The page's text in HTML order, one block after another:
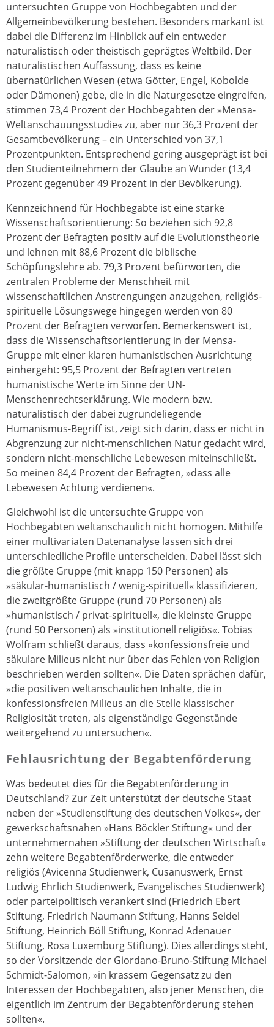
untersuchten Gruppe von Hochbegabten und der
Allgemeinbevölkerung bestehen. Besonders markant ist
dabei die Differenz im Hinblick auf ein entweder
naturalistisch oder theistisch geprägtes Weltbild. Der
naturalistischen Auffassung, dass es keine
übernatürlichen Wesen (etwa Götter, Engel, Kobolde
oder Dämonen) gebe, die in die Naturgesetze eingreifen,
stimmen 73,4 Prozent der Hochbegabten der »Mensa-
Weltanschauungsstudie« zu, aber nur 36,3 Prozent der
Gesamtbevölkerung – ein Unterschied von 37,1
Prozentpunkten. Entsprechend gering ausgeprägt ist bei
den Studienteilnehmern der Glaube an Wunder (13,4
Prozent gegenüber 49 Prozent in der Bevölkerung).
Kennzeichnend für Hochbegabte ist eine starke
Wissenschaftsorientierung: So beziehen sich 92,8
Prozent der Befragten positiv auf die Evolutionstheorie
und lehnen mit 88,6 Prozent die biblische
Schöpfungslehre ab. 79,3 Prozent befürworten, die
zentralen Probleme der Menschheit mit
wissenschaftlichen Anstrengungen anzugehen, religiös-
spirituelle Lösungswege hingegen werden von 80
Prozent der Befragten verworfen. Bemerkenswert ist,
dass die Wissenschaftsorientierung in der Mensa-
Gruppe mit einer klaren humanistischen Ausrichtung
einhergeht: 95,5 Prozent der Befragten vertreten
humanistische Werte im Sinne der UN-
Menschenrechtserklärung. Wie modern bzw.
naturalistisch der dabei zugrundeliegende
Humanismus-Begriff ist, zeigt sich darin, dass er nicht in
Abgrenzung zur nicht-menschlichen Natur gedacht wird,
sondern nicht-menschliche Lebewesen miteinschließt.
So meinen 84,4 Prozent der Befragten, »dass alle
Lebewesen Achtung verdienen«.
Gleichwohl ist die untersuchte Gruppe von
Hochbegabten weltanschaulich nicht homogen. Mithilfe
einer multivariaten Datenanalyse lassen sich drei
unterschiedliche Profile unterscheiden. Dabei lässt sich
die größte Gruppe (mit knapp 150 Personen) als
»säkular-humanistisch / wenig-spirituell« klassifizieren,
die zweitgrößte Gruppe (rund 70 Personen) als
»humanistisch / privat-spirituell«, die kleinste Gruppe
(rund 50 Personen) als »institutionell religiös«. Tobias
Wolfram schließt daraus, dass »konfessionsfreie und
säkulare Milieus nicht nur über das Fehlen von Religion
beschrieben werden sollten«. Die Daten sprächen dafür,
»die positiven weltanschaulichen Inhalte, die in
konfessionsfreien Milieus an die Stelle klassischer
Religiosität treten, als eigenständige Gegenstände
weitergehend zu untersuchen«.
Fehlausrichtung der Begabtenförderung
Was bedeutet dies für die Begabtenförderung in
Deutschland? Zur Zeit unterstützt der deutsche Staat
neben der »Studienstiftung des deutschen Volkes«, der
gewerkschaftsnahen »Hans Böckler Stiftung« und der
unternehmernahen »Stiftung der deutschen Wirtschaft«
zehn weitere Begabtenförderwerke, die entweder
religiös (Avicenna Studienwerk, Cusanuswerk, Ernst
Ludwig Ehrlich Studienwerk, Evangelisches Studienwerk)
oder parteipolitisch verankert sind (Friedrich Ebert
Stiftung, Friedrich Naumann Stiftung, Hanns Seidel
Stiftung, Heinrich Böll Stiftung, Konrad Adenauer
Stiftung, Rosa Luxemburg Stiftung). Dies allerdings steht,
so der Vorsitzende der Giordano-Bruno-Stiftung Michael
Schmidt-Salomon, »in krassem Gegensatz zu den
Interessen der Hochbegabten, also jener Menschen, die
eigentlich im Zentrum der Begabtenförderung stehen
sollten«.